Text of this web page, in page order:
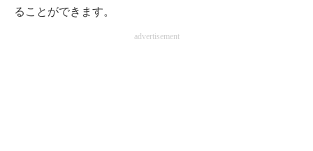
ることができます。
advertisement